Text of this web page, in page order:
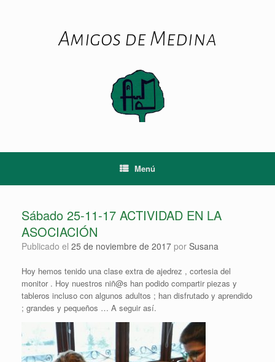
Amigos de Medina
Menú
Sábado 25-11-17 ACTIVIDAD EN LA
ASOCIACIÓN
Publicado el 25 de noviembre de 2017 por Susana
Hoy hemos tenido una clase extra de ajedrez , cortesia del
monitor . Hoy nuestros niñ@s han podido compartir piezas y
tableros incluso con algunos adultos ; han disfrutado y aprendido
; grandes y pequeños … A seguir así.